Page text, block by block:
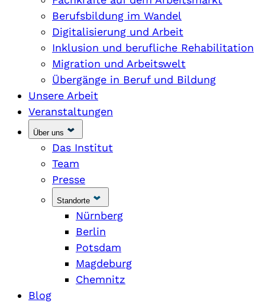
Berufsbildung im Wandel
Digitalisierung und Arbeit
Inklusion und berufliche Rehabilitation
Migration und Arbeitswelt
Übergänge in Beruf und Bildung
Unsere Arbeit
Veranstaltungen
Über uns
Das Institut
Team
Presse
Standorte
Nürnberg
Berlin
Potsdam
Magdeburg
Chemnitz
Blog